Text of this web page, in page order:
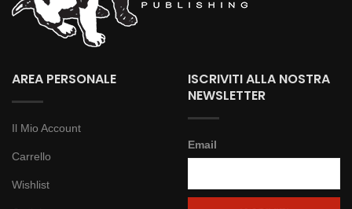
AREA PERSONALE
Il Mio Account
Carrello
Wishlist
ISCRIVITI ALLA NOSTRA
NEWSLETTER
Email